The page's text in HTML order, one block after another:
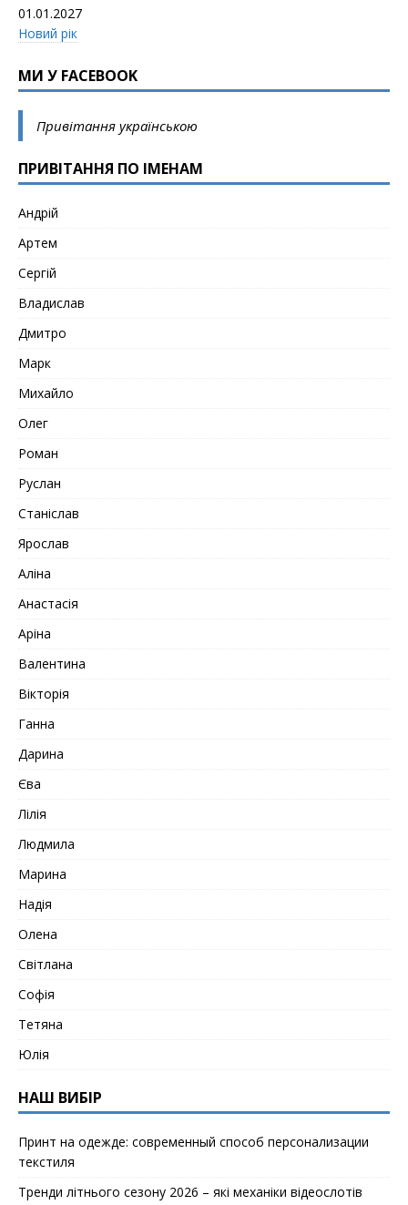
01.01.2027
Новий рік
МИ У FACEBOOK
Привітання українською
ПРИВІТАННЯ ПО ІМЕНАМ
Андрій
Артем
Сергій
Владислав
Дмитро
Марк
Михайло
Олег
Роман
Руслан
Станіслав
Ярослав
Аліна
Анастасія
Аріна
Валентина
Вікторія
Ганна
Дарина
Єва
Лілія
Людмила
Марина
Надія
Олена
Світлана
Софія
Тетяна
Юлія
НАШ ВИБІР
Принт на одежде: современный способ персонализации
текстиля
Тренди літнього сезону 2026 – які механіки відеослотів